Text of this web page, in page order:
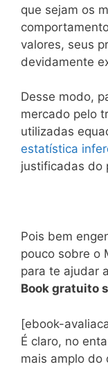
que sejam os
valores, seus
devidamente
Desse modo,
mercado pelo
utilizadas
estatística
justificadas do
Pois bem
pouco sobre o
para te ajudar
Book gratuito
[ebook-
É claro, no
mais amplo do